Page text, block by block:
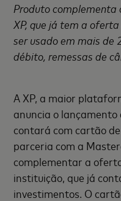
Produto
XP, que já tem a
ser usado em mais de
débito, remessas de
A XP, a maior
anuncia o lançamento
contará com cartão
parceria com a
complementar a
instituição, que já
investimentos. O